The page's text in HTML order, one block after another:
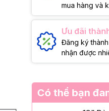
mua hàng và
Ưu đãi
Đăng ký
nhận được
Có thể bạn